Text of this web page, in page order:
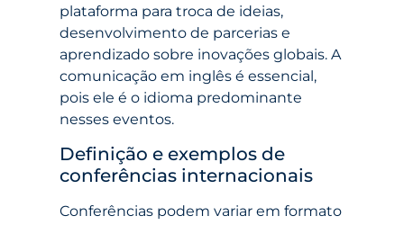
plataforma para troca de ideias,
desenvolvimento de parcerias e
aprendizado sobre inovações globais. A
comunicação em inglês é essencial,
pois ele é o idioma predominante
nesses eventos.
Definição e exemplos de
conferências internacionais
Conferências podem variar em formato